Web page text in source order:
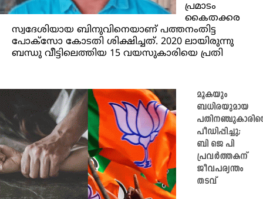
പ്രമാടം
കൈതക്കര
സ്വദേശിയായ ബിനുവിനെയാണ് പത്തനംതിട്ട
പോക്സോ കോടതി ശിക്ഷിച്ചത്. 2020 ലായിരുന്നു
ബന്ധു വീട്ടിലെത്തിയ 15 വയസുകാരിയെ പ്രതി
മൂകയും
ബധിരയുമായ
പീഡിപ്പിച്ചു;
ബി ജെ പി
പ്രവർത്തകന്
ജീവപര്യന്തം
തടവ്